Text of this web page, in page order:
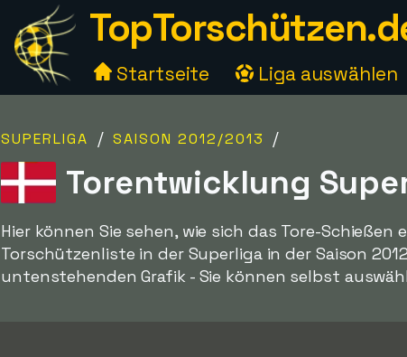
Startseite Liga auswählen
SUPERLIGA / SAISON 2012/2013 /
Torentwicklung
Hier können Sie sehen, wie sich das Tore-
Torschützenliste in der Superliga in der Saison
untenstehenden Grafik - Sie können selbst